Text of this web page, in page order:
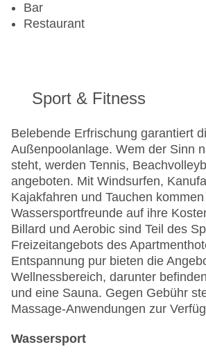
Bar
Restaurant
Sport & Fitness
Belebende Erfrischung garantiert
Außenpoolanlage. Wem der Sinn
steht, werden Tennis,
angeboten. Mit Windsurfen,
Kajakfahren und Tauchen
Wassersportfreunde auf ihre
Billard und Aerobic sind Teil des
Freizeitangebots des
Entspannung pur bieten die
Wellnessbereich, darunter
und eine Sauna. Gegen Gebühr
Massage-Anwendungen zur
Wassersport